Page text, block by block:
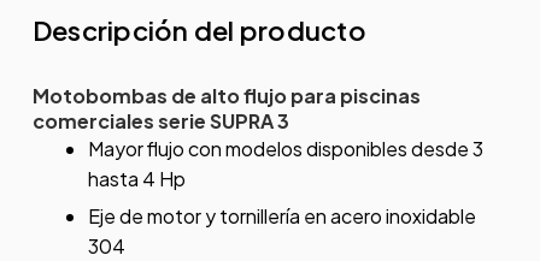
Descripción del producto
Motobombas de alto flujo para piscinas
comerciales serie SUPRA 3
Mayor flujo con modelos disponibles desde 3
hasta 4 Hp
Eje de motor y tornillería en acero inoxidable
304